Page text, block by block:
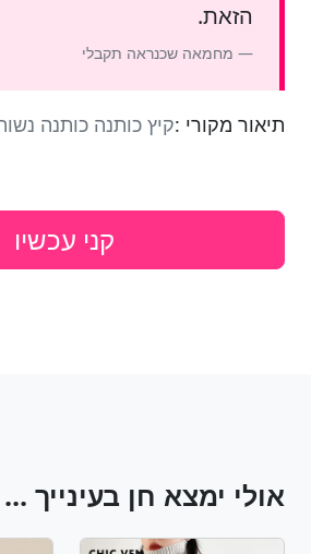
הזאת.
מחמאה שכנראה תקבלי
תיאור מקורי :קיץ כותנה כותנה
קני עכשיו
אולי ימצא חן בעינייך ...